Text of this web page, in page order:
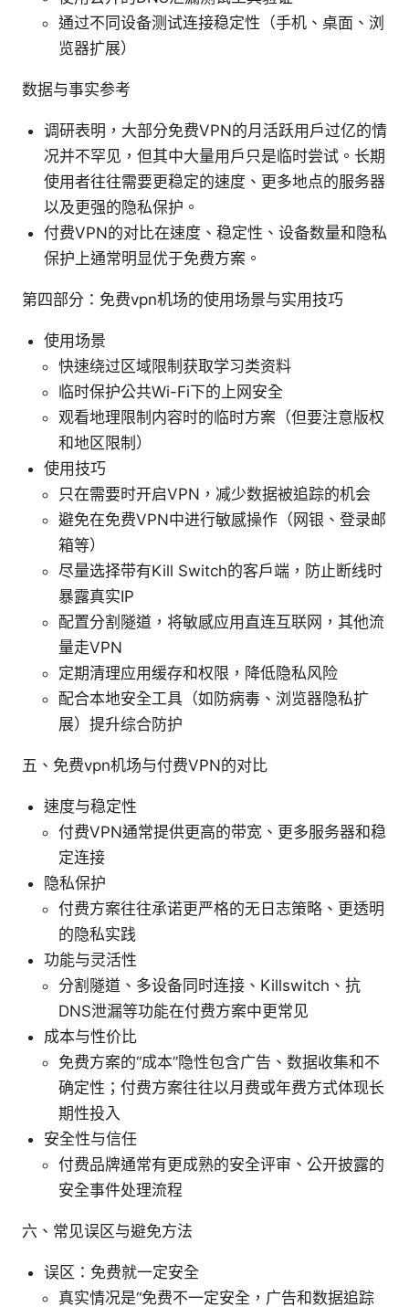
通过不同设备测试连接稳定性（手机、桌面、浏
览器扩展）
数据与事实参考
调研表明，大部分免费VPN的月活跃用户过亿的情
况并不罕见，但其中大量用户只是临时尝试。长期
使用者往往需要更稳定的速度、更多地点的服务器
以及更强的隐私保护。
付费VPN的对比在速度、稳定性、设备数量和隐私
保护上通常明显优于免费方案。
第四部分：免费vpn机场的使用场景与实用技巧
使用场景
快速绕过区域限制获取学习类资料
临时保护公共Wi-Fi下的上网安全
观看地理限制内容时的临时方案（但要注意版权
和地区限制）
使用技巧
只在需要时开启VPN，减少数据被追踪的机会
避免在免费VPN中进行敏感操作（网银、登录邮
箱等）
尽量选择带有Kill Switch的客户端，防止断线时
暴露真实IP
配置分割隧道，将敏感应用直连互联网，其他流
量走VPN
定期清理应用缓存和权限，降低隐私风险
配合本地安全工具（如防病毒、浏览器隐私扩
展）提升综合防护
五、免费vpn机场与付费VPN的对比
速度与稳定性
付费VPN通常提供更高的带宽、更多服务器和稳
定连接
隐私保护
付费方案往往承诺更严格的无日志策略、更透明
的隐私实践
功能与灵活性
分割隧道、多设备同时连接、Killswitch、抗
DNS泄漏等功能在付费方案中更常见
成本与性价比
免费方案的“成本”隐性包含广告、数据收集和不
确定性；付费方案往往以月费或年费方式体现长
期性投入
安全性与信任
付费品牌通常有更成熟的安全评审、公开披露的
安全事件处理流程
六、常见误区与避免方法
误区：免费就一定安全
真实情况是“免费不一定安全，广告和数据追踪